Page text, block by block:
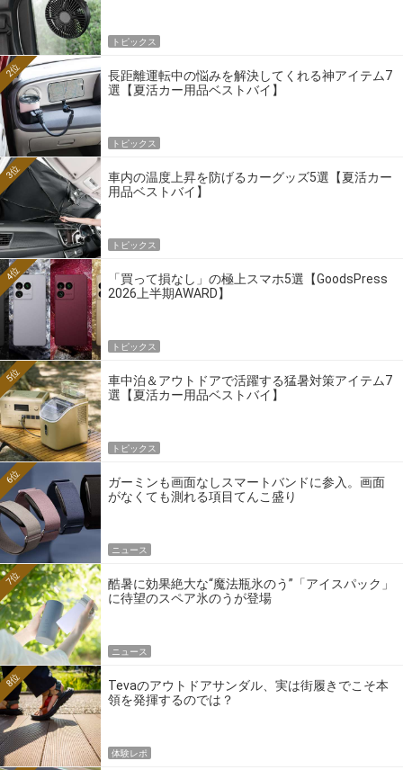
トピックス
長距離運転中の悩みを解決してくれる神アイテム7
選【夏活カー用品ベストバイ】
2位
トピックス
車内の温度上昇を防げるカーグッズ5選【夏活カー
用品ベストバイ】
3位
トピックス
「買って損なし」の極上スマホ5選【GoodsPress
2026上半期AWARD】
4位
トピックス
車中泊＆アウトドアで活躍する猛暑対策アイテム7
選【夏活カー用品ベストバイ】
5位
トピックス
ガーミンも画面なしスマートバンドに参入。画面
がなくても測れる項目てんこ盛り
6位
ニュース
酷暑に効果絶大な“魔法瓶氷のう”「アイスパック」
に待望のスペア氷のうが登場
7位
ニュース
Tevaのアウトドアサンダル、実は街履きでこそ本
領を発揮するのでは？
8位
体験レポ